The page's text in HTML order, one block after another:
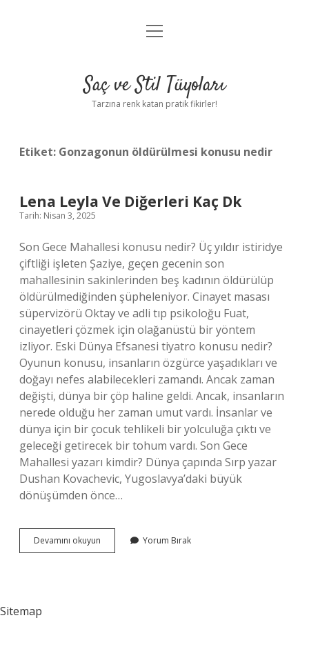
Anasayfa
Yasal Uyarı
menüyü
Saç ve Stil Tüyoları
Tarzına renk katan pratik fikirler!
Etiket: Gonzagonun öldürülmesi konusu nedir
Lena Leyla Ve Diğerleri Kaç Dk
Tarih: Nisan 3, 2025
Son Gece Mahallesi konusu nedir? Üç yıldır istiridye
çiftliği işleten Şaziye, geçen gecenin son
mahallesinin sakinlerinden beş kadının öldürülüp
öldürülmediğinden şüpheleniyor. Cinayet masası
süpervizörü Oktay ve adli tıp psikoloğu Fuat,
cinayetleri çözmek için olağanüstü bir yöntem
izliyor. Eski Dünya Efsanesi tiyatro konusu nedir?
Oyunun konusu, insanların özgürce yaşadıkları ve
doğayı nefes alabilecekleri zamandı. Ancak zaman
değişti, dünya bir çöp haline geldi. Ancak, insanların
nerede olduğu her zaman umut vardı. İnsanlar ve
dünya için bir çocuk tehlikeli bir yolculuğa çıktı ve
geleceği getirecek bir tohum vardı. Son Gece
Mahallesi yazarı kimdir? Dünya çapında Sırp yazar
Dushan Kovachevic, Yugoslavya’daki büyük
dönüşümden önce…
Devamını okuyun
Leyla
Yorum Bırak
Sitemap